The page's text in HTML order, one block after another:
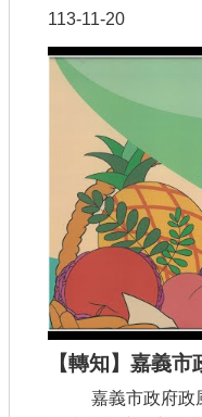
113-11-20
作製作旨揭微電影
新思考在職場與生
涉案當事人之現身
勿貪圖一時利益，
堅行正道、不受利
防洩密、守護國安
嘉義市政府政風